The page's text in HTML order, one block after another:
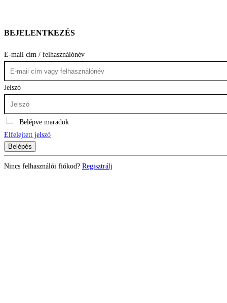
BEJELENTKEZÉS
E-mail cím / felhasználónév
Jelszó
Belépve maradok
Elfelejtett jelszó
Belépés
Nincs felhasználói fiókod? Regisztrálj